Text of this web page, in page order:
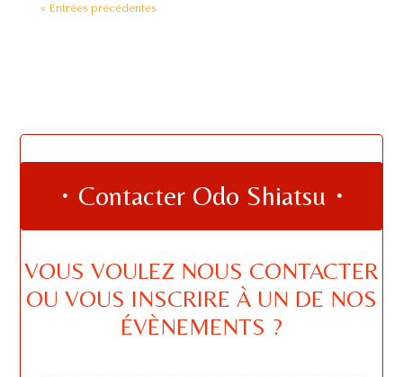
« Entrées précédentes
・Contacter Odo Shiatsu・
VOUS VOULEZ NOUS CONTACTER
OU VOUS INSCRIRE À UN DE NOS
ÉVÈNEMENTS ?